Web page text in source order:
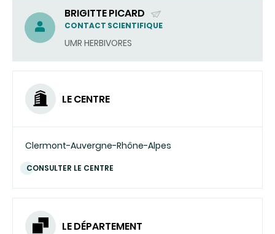
BRIGITTE PICARD
(ENVOYER
UN
CONTACT SCIENTIFIQUE
UMR HERBIVORES
LE CENTRE
Clermont-Auvergne-Rhône-Alpes
CONSULTER LE CENTRE
LE DÉPARTEMENT